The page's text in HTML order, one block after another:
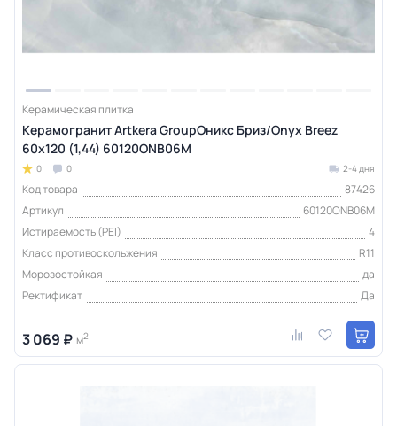
Керамическая плитка
Керамогранит Artkera GroupОникс Бриз/Onyx Breez
60х120 (1,44) 60120ONB06M
0 0 2-4 дня
Код товара
87426
Артикул
60120ONB06M
Истираемость (PEI)
4
Класс противоскольжения
R11
Морозостойкая
да
Ректификат
Да
3 069 ₽ м2